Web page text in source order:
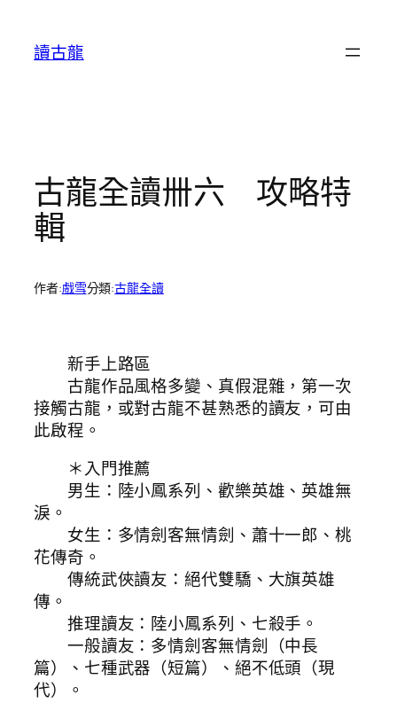
讀古龍
古龍全讀卌六 攻略特
輯
作者:戲雪分類:古龍全讀
新手上路區
古龍作品風格多變、真假混雜，第一次
接觸古龍，或對古龍不甚熟悉的讀友，可由
此啟程。
＊入門推薦
男生：陸小鳳系列、歡樂英雄、英雄無
淚。
女生：多情劍客無情劍、蕭十一郎、桃
花傳奇。
傳統武俠讀友：絕代雙驕、大旗英雄
傳。
推理讀友：陸小鳳系列、七殺手。
一般讀友：多情劍客無情劍（中長
篇）、七種武器（短篇）、絕不低頭（現
代）。